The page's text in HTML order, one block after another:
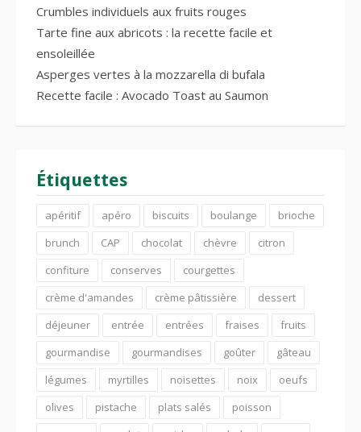
Crumbles individuels aux fruits rouges
Tarte fine aux abricots : la recette facile et
ensoleillée
Asperges vertes à la mozzarella di bufala
Recette facile : Avocado Toast au Saumon
Étiquettes
apéritif apéro biscuits boulange
brioche
brunch
CAP chocolat chèvre
citron
confiture
conserves
courgettes
crème d'amandes
crème pâtissière
dessert
déjeuner
entrée entrées fraises
fruits
gourmandise
gourmandises goûter
gâteau
légumes
myrtilles noisettes noix
oeufs
olives
pistache plats salés
poisson